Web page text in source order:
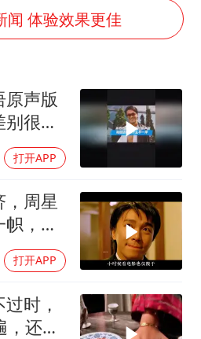
河南警方公开征集黑恶犯罪线索
WTT横滨冠军赛女单四强国乒占三席
大爷听AI洒农药 150亩苗一夜枯萎
新主播李秋莹孙亚鹏亮相
闻 体验效果更佳
原声版
别很
才是他
打开APP
，周星
，他
打开APP
时，
还是